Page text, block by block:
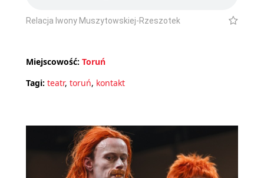
Relacja Iwony Muszytowskiej-Rzeszotek
Miejscowość: Toruń
Tagi: teatr, toruń, kontakt